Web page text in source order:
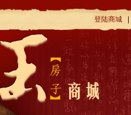
登陆商城 |